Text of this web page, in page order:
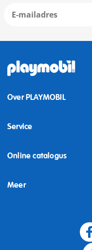
Over PLAYMOBIL
Service
Online catalogus
Meer